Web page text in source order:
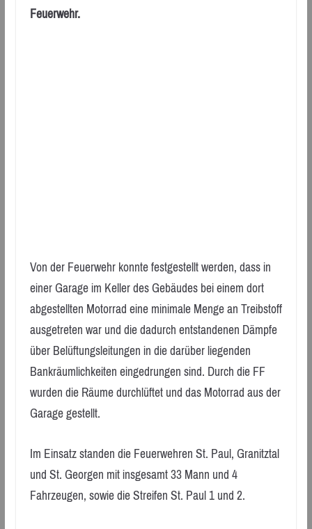
Feuerwehr.
Von der Feuerwehr konnte festgestellt werden, dass in
einer Garage im Keller des Gebäudes bei einem dort
abgestellten Motorrad eine minimale Menge an Treibstoff
ausgetreten war und die dadurch entstandenen Dämpfe
über Belüftungsleitungen in die darüber liegenden
Bankräumlichkeiten eingedrungen sind. Durch die FF
wurden die Räume durchlüftet und das Motorrad aus der
Garage gestellt.
Im Einsatz standen die Feuerwehren St. Paul, Granitztal
und St. Georgen mit insgesamt 33 Mann und 4
Fahrzeugen, sowie die Streifen St. Paul 1 und 2.